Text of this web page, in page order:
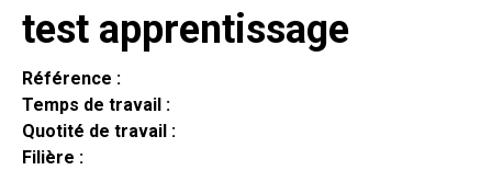
test apprentissage
Référence :
Temps de travail :
Quotité de travail :
Filière :